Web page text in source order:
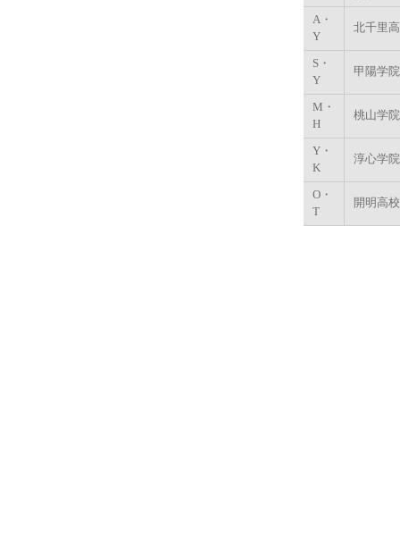
A・
Y
北千里
S・
Y
甲陽学
M・
H
桃山学
Y・
K
淳心学
O・
T
開明高